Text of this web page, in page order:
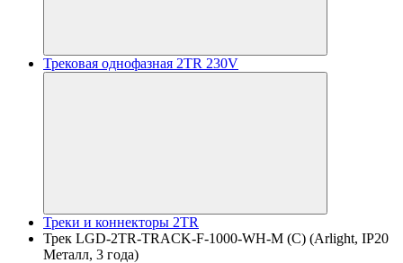
Трековая однофазная 2TR 230V
Треки и коннекторы 2TR
Трек LGD-2TR-TRACK-F-1000-WH-M (C) (Arlight, IP20
Металл, 3 года)